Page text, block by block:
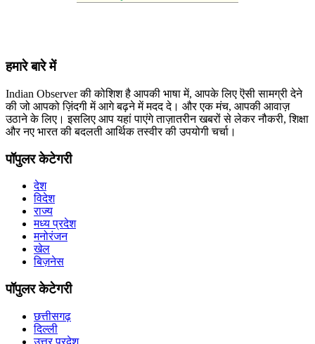
हमारे बारे में
Indian Observer की कोशिश है आपकी भाषा में, आपके लिए ऎसी सामग्री देने
की जो आपको ज़िंदगी में आगे बढ़ने में मदद दे। और एक मंच, आपकी आवाज़
उठाने के लिए। इसलिए आप यहां पाएंगे ताज़ातरीन खबरों से लेकर नौकरी, शिक्षा
और नए भारत की बदलती आर्थिक तस्वीर की उपयोगी चर्चा।
पॉपुलर केटेगरी
देश
विदेश
राज्य
मध्य प्रदेश
मनोरंजन
खेल
बिज़नेस
पॉपुलर केटेगरी
छत्तीसगढ़
दिल्ली
उत्तर प्रदेश